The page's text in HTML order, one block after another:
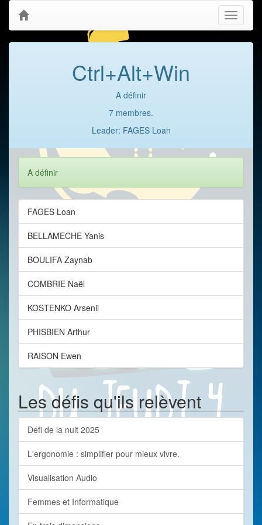
Toggle
Ctrl+Alt+Win
A définir
7 membres.
Leader: FAGES Loan
A définir
FAGES Loan
BELLAMECHE Yanis
BOULIFA Zaynab
COMBRIE Naël
KOSTENKO Arsenii
PHISBIEN Arthur
RAISON Ewen
Les défis qu'ils relèvent
Défi de la nuit 2025
L'ergonomie : simplifier pour mieux vivre.
Visualisation Audio
Femmes et Informatique